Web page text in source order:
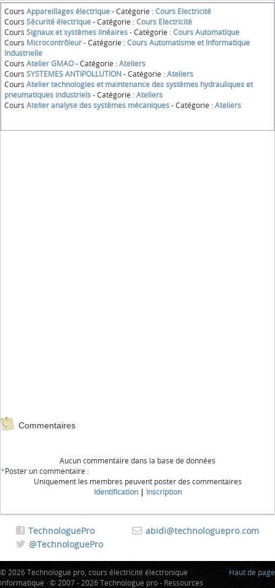
Cours Appareillages électrique- Catégorie :Cours Electricité
Cours Sécurité électrique- Catégorie :Cours Electricité
Cours Signaux et systèmes linéaires- Catégorie :Cours Automatique
Cours Microcontrôleur- Catégorie :Cours Automatisme et Informatique
Industrielle
Cours Atelier GMAO- Catégorie :Ateliers
Cours SYSTEMES ANTIPOLLUTION- Catégorie :Ateliers
Cours Atelier technologies et maintenance des systèmes hydrauliques et
pneumatiques industriels- Catégorie :Ateliers
Cours Atelier analyse des systèmes mécaniques- Catégorie :Ateliers
Commentaires
Aucun commentaire dans la base de données
*Poster un commentaire :
Uniquement les membres peuvent poster des commentaires
Identification| Inscription
abidi@technologuepro.com
TechnologuePro
@TechnologuePro
Haut de page
© 2026 Technologue pro, cours électricité électronique
informatique · © 2007 - 2026 Technologue pro - Ressources